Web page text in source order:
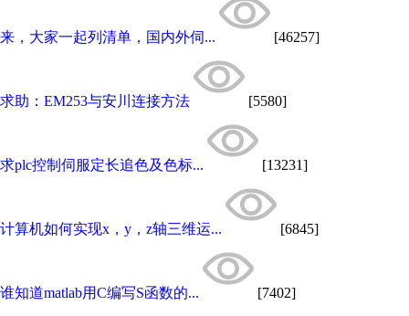
来，大家一起列清单，国内外伺... [46257]
求助：EM253与安川连接方法 [5580]
求plc控制伺服定长追色及色标... [13231]
计算机如何实现x，y，z轴三维运... [6845]
谁知道matlab用C编写S函数的... [7402]